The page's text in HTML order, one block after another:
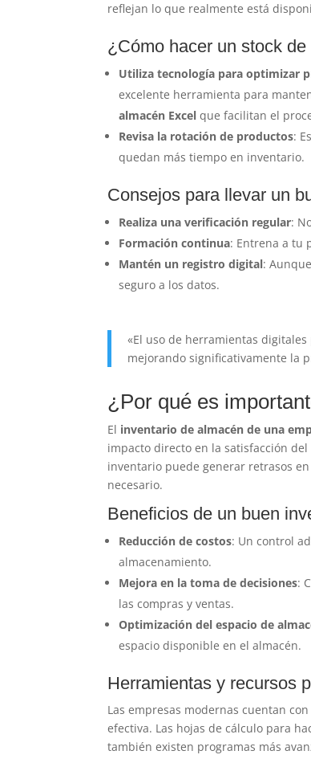
reflejan lo que realmente está
¿Cómo hacer un stock
Utiliza tecnología para optimizar
excelente herramienta para
almacén Excel que facilitan el
Revisa la rotación de productos:
quedan más tiempo en inventario.
Consejos para llevar un
Realiza una verificación regular:
Formación continua: Entrena a tu
Mantén un registro digital:
seguro a los datos.
«El uso de herramientas digitales
mejorando significativamente la
¿Por qué es
El inventario de almacén de una
impacto directo en la satisfacción
inventario puede generar retrasos
necesario.
Beneficios de un buen
Reducción de costos: Un control
almacenamiento.
Mejora en la toma de decisiones:
las compras y ventas.
Optimización del espacio de
espacio disponible en el almacén.
Herramientas y recursos
Las empresas modernas cuentan
efectiva. Las hojas de cálculo para
también existen programas más